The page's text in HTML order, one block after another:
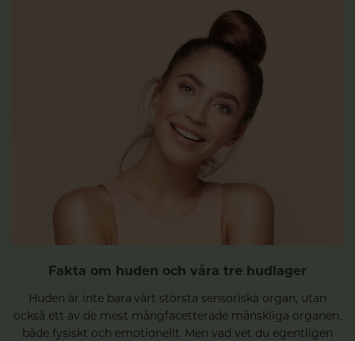
Fakta om huden och våra tre hudlager
Huden är inte bara vårt största sensoriska organ, utan
också ett av de mest mångfacetterade mänskliga organen,
både fysiskt och emotionellt. Men vad vet du egentligen